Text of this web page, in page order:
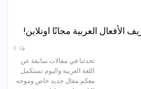
تحدثنا في مقالات سابقة عن
اللغة العربية واليوم نستكمل
معكم مقال جديد خاص وموجه